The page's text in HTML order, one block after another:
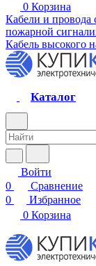
0 Корзина
Кабели и провода
пожарной
Кабель высокого
Каталог
Войти
0
Сравнение
0
Избранное
0 Корзина